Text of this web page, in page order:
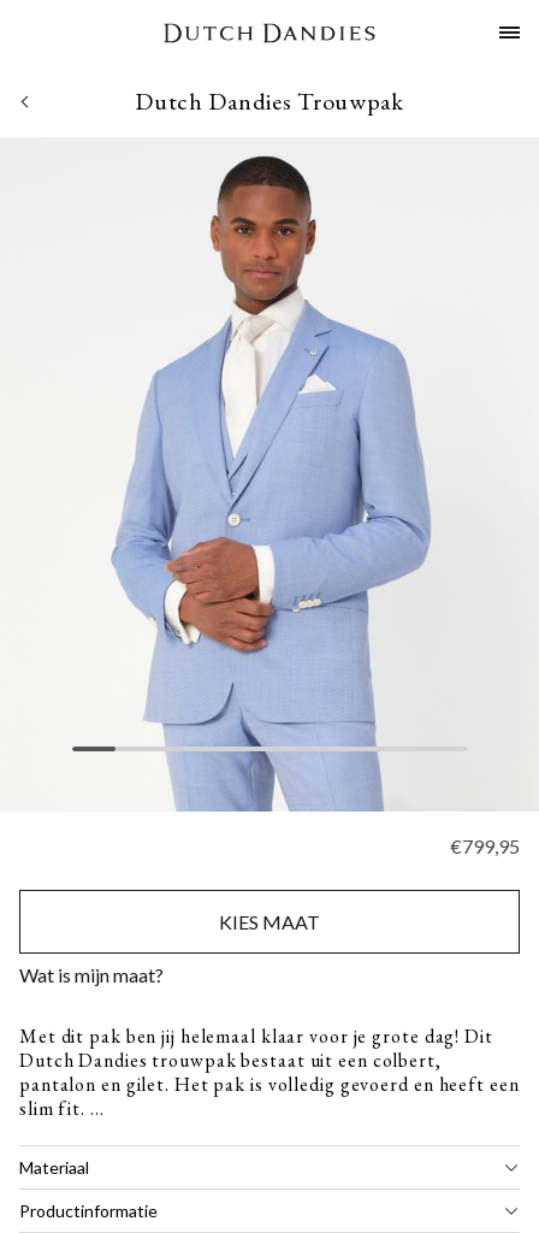
Dutch Dandies Trouwpak
€799,95
KIES MAAT
Wat is mijn maat?
Met dit pak ben jij helemaal klaar voor je grote dag! Dit
Dutch Dandies trouwpak bestaat uit een colbert,
pantalon en gilet. Het pak is volledig gevoerd en heeft een
slim fit. ...
Materiaal
Productinformatie